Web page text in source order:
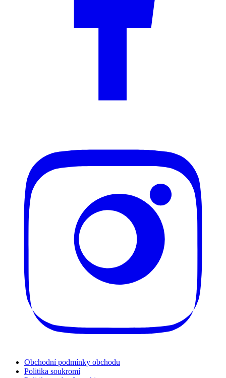
Obchodní podmínky obchodu
Politika soukromí